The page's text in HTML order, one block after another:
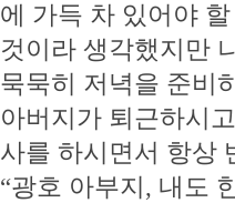
에 가득 차 있어야
것이라 생각했지만
묵묵히 저녁을 준비
아버지가 퇴근하시
사를 하시면서 항상
“광호 아부지, 내도